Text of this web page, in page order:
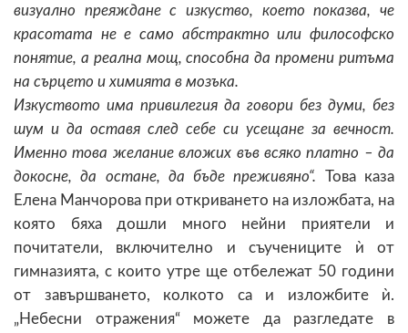
визуално преяждане с изкуство, което показва, че
красотата не е само абстрактно или философско
понятие, а реална мощ, способна да промени ритъма
на сърцето и химията в мозъка.
Изкуството има привилегия да говори без думи, без
шум и да оставя след себе си усещане за вечност.
Именно това желание вложих във всяко платно – да
докосне, да остане, да бъде преживяно“. Това каза
Елена Манчорова при откриването на изложбата, на
която бяха дошли много нейни приятели и
почитатели, включително и съучениците ѝ от
гимназията, с които утре ще отбележат 50 години
от завършването, колкото са и изложбите ѝ.
„Небесни отражения“ можете да разгледате в